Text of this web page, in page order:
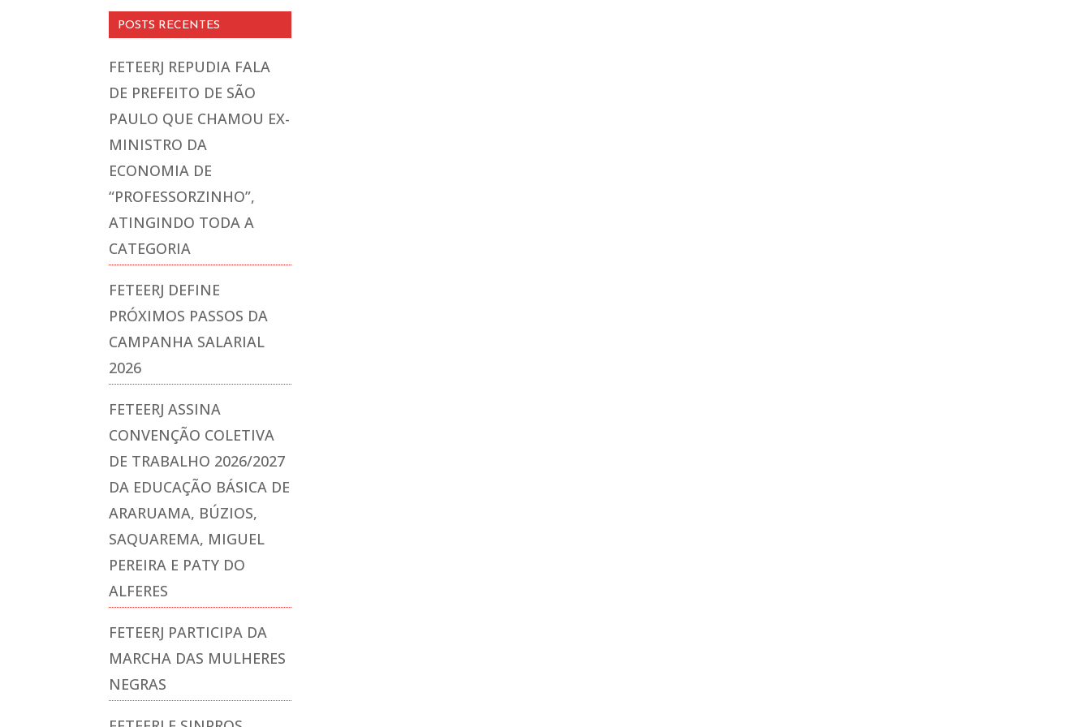
POSTS RECENTES
FETEERJ REPUDIA FALA
DE PREFEITO DE SÃO
PAULO QUE CHAMOU EX-
MINISTRO DA
ECONOMIA DE
“PROFESSORZINHO”,
ATINGINDO TODA A
CATEGORIA
FETEERJ DEFINE
PRÓXIMOS PASSOS DA
CAMPANHA SALARIAL
2026
FETEERJ ASSINA
CONVENÇÃO COLETIVA
DE TRABALHO 2026/2027
DA EDUCAÇÃO BÁSICA DE
ARARUAMA, BÚZIOS,
SAQUAREMA, MIGUEL
PEREIRA E PATY DO
ALFERES
FETEERJ PARTICIPA DA
MARCHA DAS MULHERES
NEGRAS